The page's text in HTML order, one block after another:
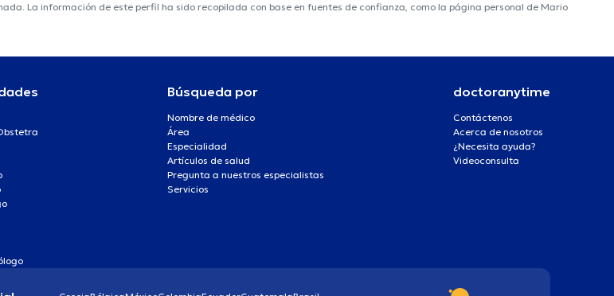
La información de este perfil ha sido recopilada con base en fuentes de confianza, como la página personal de Mario
Búsqueda por
Nombre de médico
Área
Especialidad
Artículos de salud
Pregunta a nuestros especialistas
Servicios
doctoranytime
Contáctenos
Acerca de nosotros
¿Necesita ayuda?
Videoconsulta